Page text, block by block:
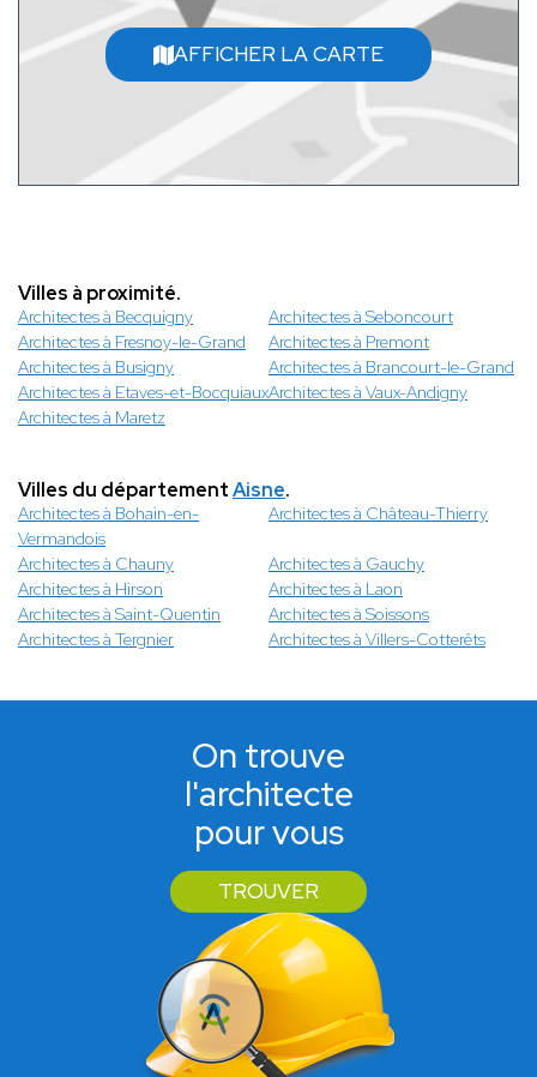
AFFICHER LA CARTE
Villes à proximité.
Architectes à Becquigny
Architectes à Seboncourt
Architectes à Fresnoy-le-Grand
Architectes à Premont
Architectes à Busigny
Architectes à Brancourt-le-Grand
Architectes à Etaves-et-BocquiauxArchitectes à Vaux-Andigny
Architectes à Maretz
Villes du départementAisne.
Architectes à Bohain-en-
Vermandois
Architectes à Château-Thierry
Architectes à Chauny
Architectes à Gauchy
Architectes à Hirson
Architectes à Laon
Architectes à Saint-Quentin
Architectes à Soissons
Architectes à Tergnier
Architectes à Villers-Cotterêts
On trouve
l'architecte
pour vous
TROUVER